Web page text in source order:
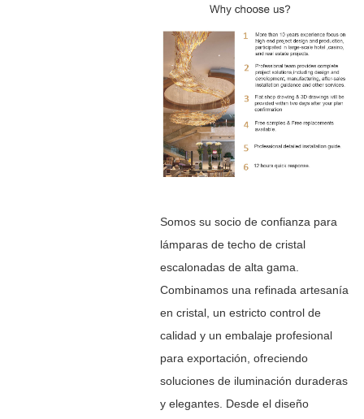
Somos su socio de confianza para
lámparas de techo de cristal
escalonadas de alta gama.
Combinamos una refinada artesanía
en cristal, un estricto control de
calidad y un embalaje profesional
para exportación, ofreciendo
soluciones de iluminación duraderas
y elegantes. Desde el diseño